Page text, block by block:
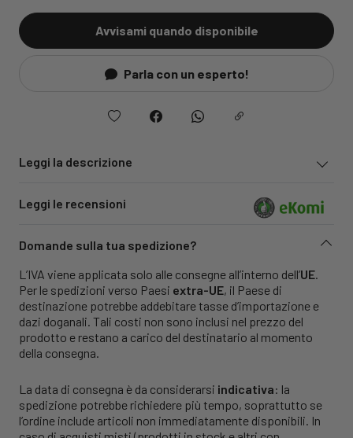
Avvisami quando disponibile
Parla con un esperto!
Leggi la descrizione
Leggi le recensioni
Domande sulla tua spedizione?
L’IVA viene applicata solo alle consegne all’interno dell’UE.
Per le spedizioni verso Paesi extra-UE, il Paese di
destinazione potrebbe addebitare tasse d’importazione e
dazi doganali. Tali costi non sono inclusi nel prezzo del
prodotto e restano a carico del destinatario al momento
della consegna.
La data di consegna è da considerarsi indicativa: la
spedizione potrebbe richiedere più tempo, soprattutto se
l’ordine include articoli non immediatamente disponibili. In